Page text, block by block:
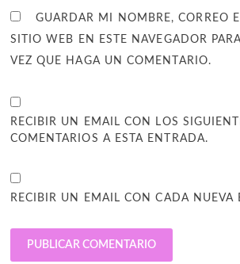
GUARDAR MI NOMBRE, CORREO
SITIO WEB EN ESTE NAVEGADOR
VEZ QUE HAGA UN COMENTARIO.
RECIBIR UN EMAIL CON LOS
COMENTARIOS A ESTA ENTRADA.
RECIBIR UN EMAIL CON CADA NUEVA